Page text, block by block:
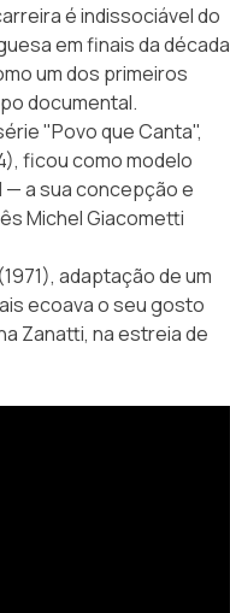
é indissociável do
em finais da década
um dos primeiros
documental.
"Povo que Canta",
ficou como modelo
— a sua concepção e
Michel Giacometti
adaptação de um
ecoava o seu gosto
Zanatti, na estreia de